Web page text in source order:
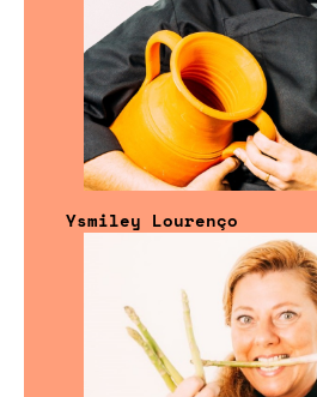
Ysmiley Lourenço